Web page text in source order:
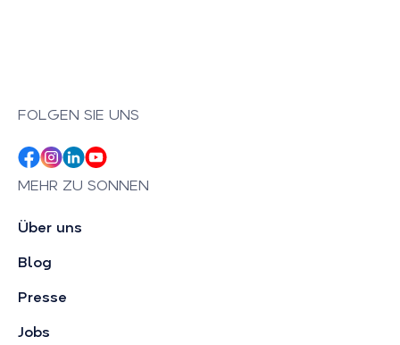
FOLGEN SIE UNS
MEHR ZU SONNEN
Über uns
Blog
Presse
Jobs